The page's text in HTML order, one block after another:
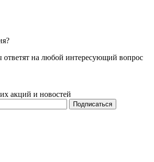
на любой интересующий вопрос
акций и новостей
Подписаться